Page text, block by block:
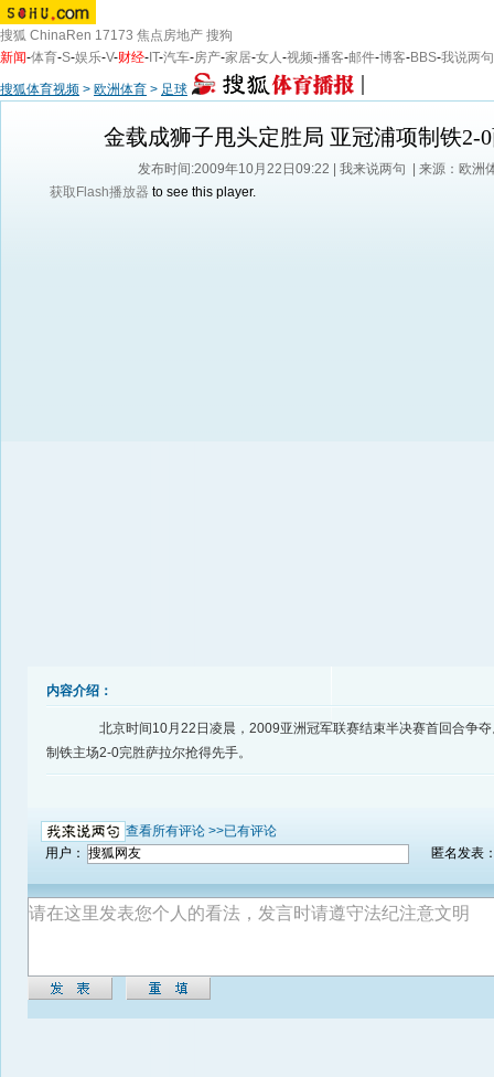
搜狐 ChinaRen 17173 焦点房地产 搜狗
新闻-体育-S-娱乐-V-财经- IT-汽车-房产-家居-女人-视频-播客-邮件-博客-BBS-我说两句
搜狐体育视频 > 欧洲体育 > 足球
金载成狮子甩头定胜局 亚冠浦项制铁2-
发布时间:2009年10月22日09:22 | 我来说两句
| 来源：欧洲
获取Flash播放器 to see this player.
内容介绍：
北京时间10月22日凌晨，2009亚洲冠军联赛结束半决赛首回合争夺
制铁主场2-0完胜萨拉尔抢得先手。
查看所有评论 >>已有评论
用户：
匿名发表